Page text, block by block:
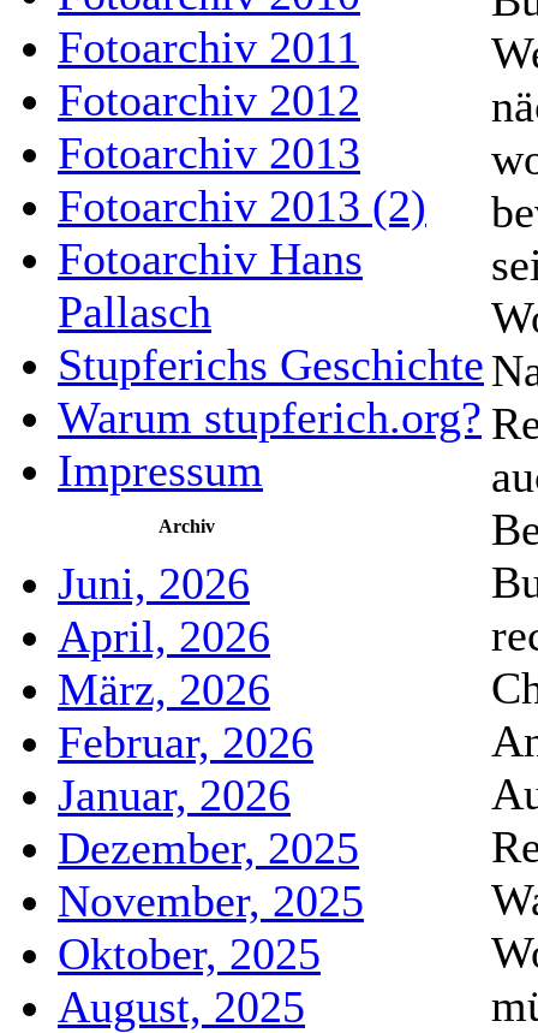
Fotoarchiv 2011
Fotoarchiv 2012
Fotoarchiv 2013
Fotoarchiv 2013 (2)
Fotoarchiv Hans
Pallasch
Stupferichs Geschichte
Warum stupferich.org?
Impressum
Archiv
Juni, 2026
April, 2026
März, 2026
Februar, 2026
Januar, 2026
Dezember, 2025
November, 2025
Oktober, 2025
August, 2025